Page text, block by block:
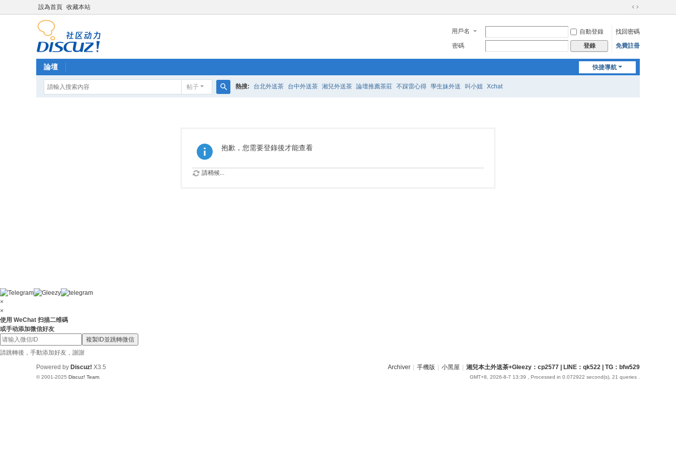
設為首頁 收藏本站
切
到
寬
用戶名 自動登錄
找回密碼
密碼
登錄 免費註冊
快捷導航
論壇
帖子 熱搜: 台北外送茶 台中外送茶 湘兒外送茶 論壇推薦茶莊 不踩雷心得 學生妹外送 叫小姐 Xchat
抱歉，您需要登錄後才能查看
請稍候...
×
×
使用 WeChat 扫描二维碼
或手动添加微信好友
複製ID並跳轉微信
請跳轉後，手動添加好友，謝謝
Archiver 手機版 小黑屋 湘兒本土外送茶+Gleezy：cp2577 | LINE：qk522 | TG：bfw529
GMT+8, 2026-8-7 13:39 , Processed in 0.072922 second(s), 21 queries .
Powered by Discuz! X3.5
© 2001-2025 Discuz! Team